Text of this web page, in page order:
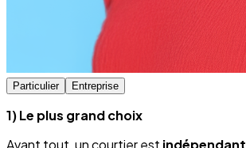
Particulier Entreprise
1) Le plus grand choix
Avant tout, un courtier est indépendant